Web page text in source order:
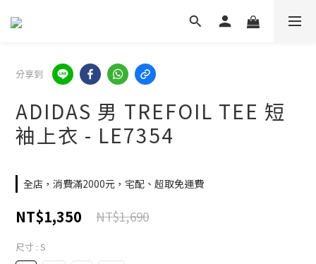
分享到
ADIDAS 男 TREFOIL TEE 短
袖上衣 - LE7354
全店，消費滿2000元，宅配、超取免運費
NT$1,350 NT$1,690
尺寸 : S